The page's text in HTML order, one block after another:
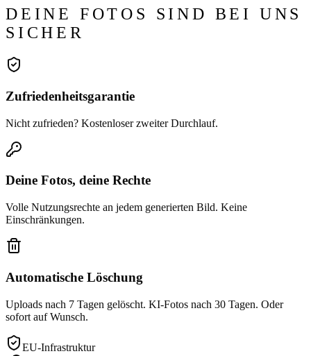
DEINE FOTOS SIND BEI UNS
SICHER
Zufriedenheitsgarantie
Nicht zufrieden? Kostenloser zweiter Durchlauf.
Deine Fotos, deine Rechte
Volle Nutzungsrechte an jedem generierten Bild. Keine
Einschränkungen.
Automatische Löschung
Uploads nach 7 Tagen gelöscht. KI-Fotos nach 30 Tagen. Oder
sofort auf Wunsch.
EU-Infrastruktur